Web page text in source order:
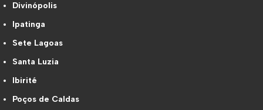
Divinópolis
Ipatinga
Sete Lagoas
Santa Luzia
Ibirité
Poços de Caldas